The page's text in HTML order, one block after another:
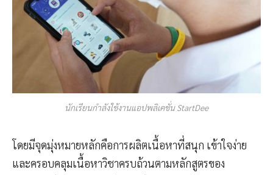
นักเรียนกำลังใช้งานแอปพลิเคชั่น StartDee
โดยมีจุดมุ่งหมายหลักคือการผลิตเนื้อหาที่สนุก เข้าใจง่าย
และครอบคลุมเนื้อหาวิชาครบถ้วนตามหลักสูตรของ